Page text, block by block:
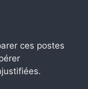
ces postes